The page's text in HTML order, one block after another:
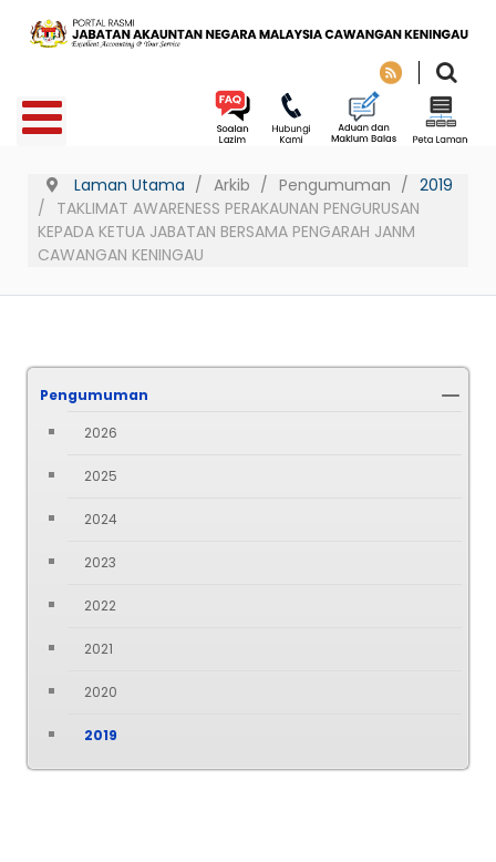
Laman Utama Arkib Pengumuman
2019
TAKLIMAT AWARENESS PERAKAUNAN PENGURUSAN
KEPADA KETUA JABATAN BERSAMA PENGARAH JANM
CAWANGAN KENINGAU
Pengumuman
2026
2025
2024
2023
2022
2021
2020
2019